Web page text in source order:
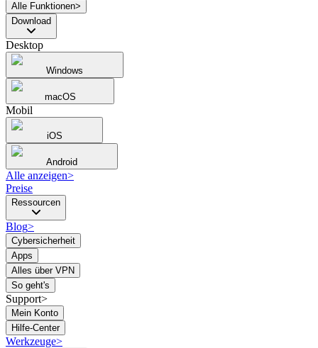
Alle Funktionen>
Download
Desktop
Windows
macOS
Mobil
iOS
Android
Alle anzeigen>
Preise
Ressourcen
Blog>
Cybersicherheit
Apps
Alles über VPN
So geht's
Support>
Mein Konto
Hilfe-Center
Werkzeuge>